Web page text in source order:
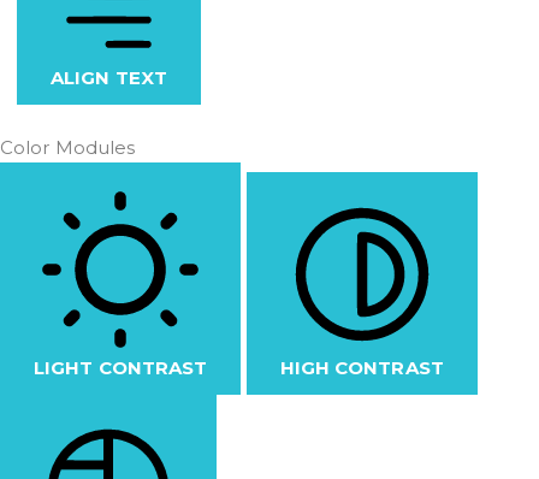
ALIGN TEXT
Color Modules
LIGHT CONTRAST HIGH CONTRAST